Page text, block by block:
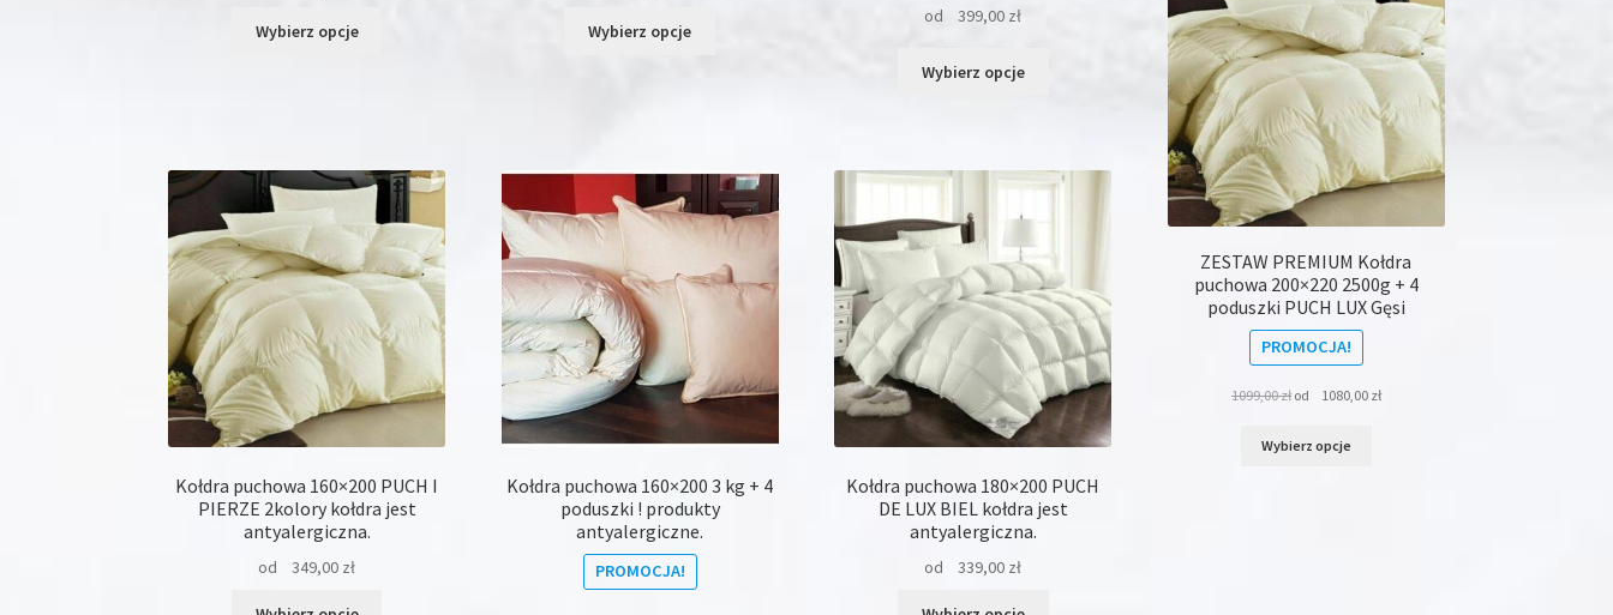
Wybierz opcje
można
wybrać
na
stronie
produktu
Wybierz opcje
można
wybrać
na
produktu
od 399,00 zł
Wybierz opcje
wariantów.
Opcje
na
stronie
produktu
Kołdra puchowa 160×200 PUCH I
PIERZE 2kolory kołdra jest
antyalergiczna.
od 349,00 zł
Kołdra puchowa 160×200 3 kg + 4
poduszki ! produkty
antyalergiczne.
PROMOCJA!
Kołdra puchowa 180×200 PUCH
DE LUX BIEL kołdra jest
antyalergiczna.
od 339,00 zł
wybrać
stronie
produktu
ZESTAW PREMIUM Kołdra
puchowa 200×220 2500g + 4
poduszki PUCH LUX Gęsi
PROMOCJA!
1099,00zł od 1080,00 zł
Wybierz opcje